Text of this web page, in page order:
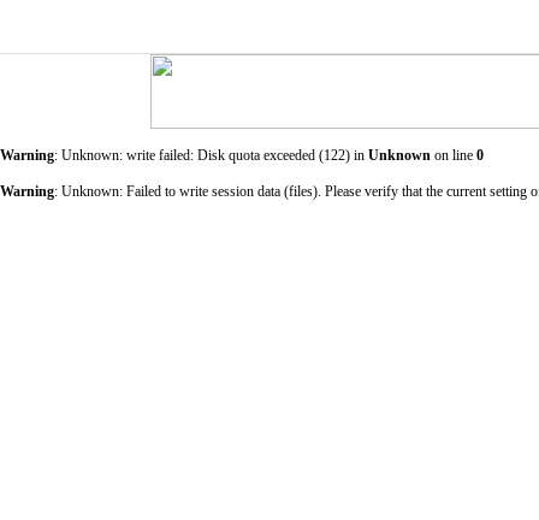
Warning: Unknown: write failed: Disk quota exceeded (122) in Unknown on line 0
Warning: Unknown: Failed to write session data (files). Please verify that the current